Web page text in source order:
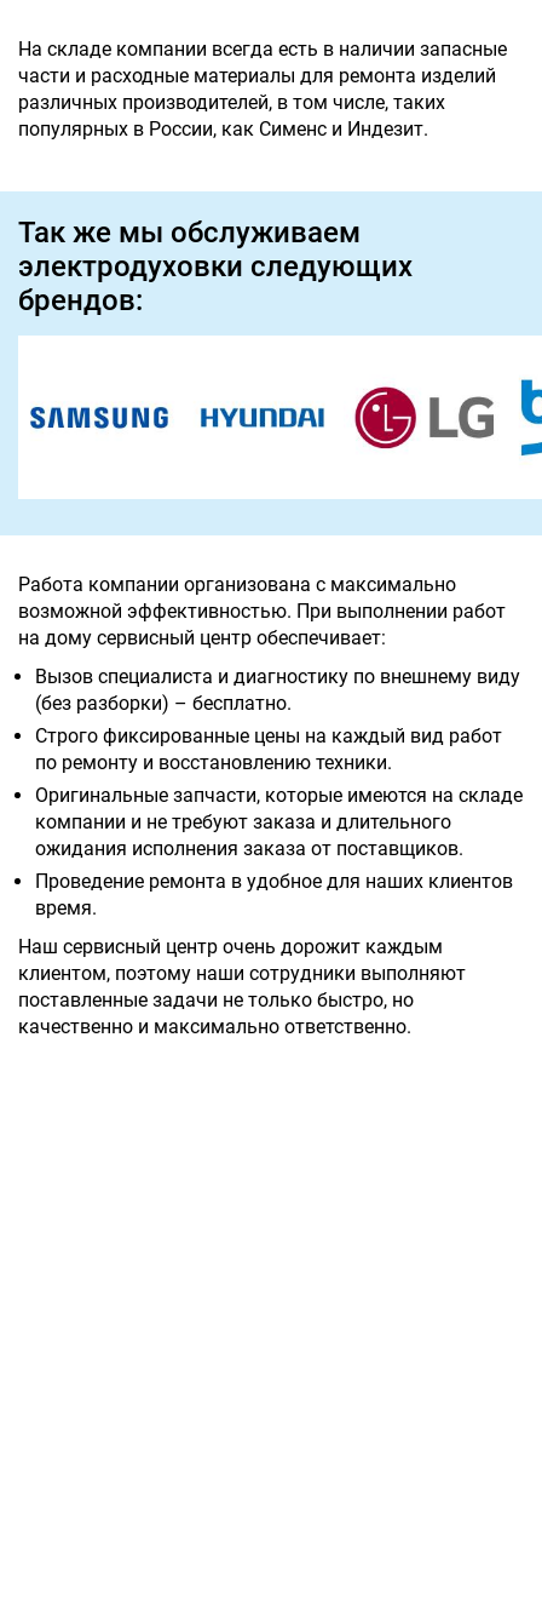
На складе компании всегда есть в наличии запасные
части и расходные материалы для ремонта изделий
различных производителей, в том числе, таких
популярных в России, как Сименс и Индезит.
Так же мы обслуживаем
электродуховки следующих
брендов:
Работа компании организована с максимально
возможной эффективностью. При выполнении работ
на дому сервисный центр обеспечивает:
Вызов специалиста и диагностику по внешнему виду
(без разборки) – бесплатно.
Строго фиксированные цены на каждый вид работ
по ремонту и восстановлению техники.
Оригинальные запчасти, которые имеются на складе
компании и не требуют заказа и длительного
ожидания исполнения заказа от поставщиков.
Проведение ремонта в удобное для наших клиентов
время.
Наш сервисный центр очень дорожит каждым
клиентом, поэтому наши сотрудники выполняют
поставленные задачи не только быстро, но
качественно и максимально ответственно.